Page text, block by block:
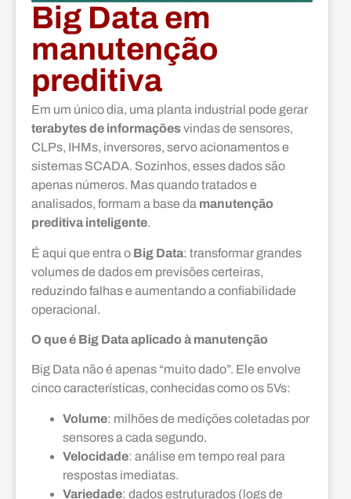
Big Data em
manutenção
preditiva
Em um único dia, uma planta industrial pode gerar
terabytes de informaçõesvindas de sensores,
CLPs, IHMs, inversores, servo acionamentos e
sistemas SCADA. Sozinhos, esses dados são
apenas números. Mas quando tratados e
analisados, formam a base da manutenção
preditiva inteligente.
É aqui que entra o Big Data: transformar grandes
volumes de dados em previsões certeiras,
reduzindo falhas e aumentando a confiabilidade
operacional.
O que é Big Data aplicado à manutenção
Big Data não é apenas “muito dado”. Ele envolve
cinco características, conhecidas como os 5Vs:
Volume: milhões de medições coletadas por
sensores a cada segundo.
Velocidade: análise em tempo real para
respostas imediatas.
Variedade: dados estruturados (logs de